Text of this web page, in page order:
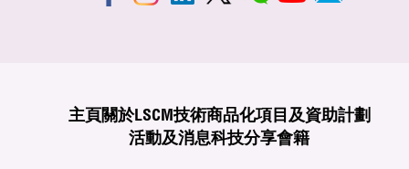
主頁 關於LSCM技術商品化項目及資助計劃
活動及消息科技分享會籍